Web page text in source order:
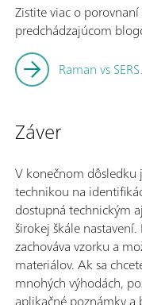
Zistite viac o porovnaní
predchádzajúcom
Raman vs
Záver
V konečnom dôsledku
technikou na
dostupná technickým
širokej škále
zachováva vzorku a
materiálov. Ak sa
mnohých výhodách,